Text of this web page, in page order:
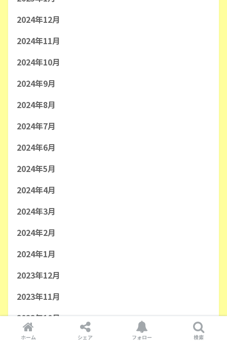
2024年12月
2024年11月
2024年10月
2024年9月
2024年8月
2024年7月
2024年6月
2024年5月
2024年4月
2024年3月
2024年2月
2024年1月
2023年12月
2023年11月
2023年10月
2023年9月
ホーム シェア フォロー 検索